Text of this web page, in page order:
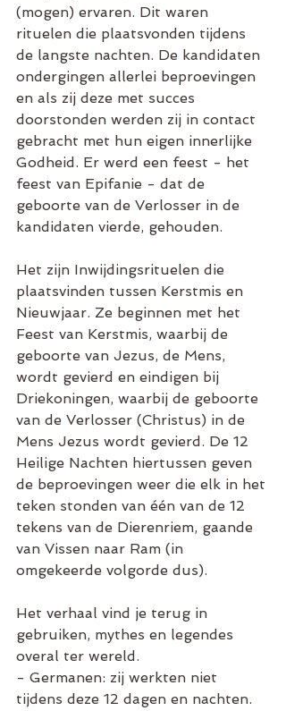
(mogen) ervaren. Dit waren
rituelen die plaatsvonden tijdens
de langste nachten. De kandidaten
ondergingen allerlei beproevingen
en als zij deze met succes
doorstonden werden zij in contact
gebracht met hun eigen innerlijke
Godheid. Er werd een feest - het
feest van Epifanie - dat de
geboorte van de Verlosser in de
kandidaten vierde, gehouden.
Het zijn Inwijdingsrituelen die
plaatsvinden tussen Kerstmis en
Nieuwjaar. Ze beginnen met het
Feest van Kerstmis, waarbij de
geboorte van Jezus, de Mens,
wordt gevierd en eindigen bij
Driekoningen, waarbij de geboorte
van de Verlosser (Christus) in de
Mens Jezus wordt gevierd. De 12
Heilige Nachten hiertussen geven
de beproevingen weer die elk in het
teken stonden van één van de 12
tekens van de Dierenriem, gaande
van Vissen naar Ram (in
omgekeerde volgorde dus).
Het verhaal vind je terug in
gebruiken, mythes en legendes
overal ter wereld.
- Germanen: zij werkten niet
tijdens deze 12 dagen en nachten.